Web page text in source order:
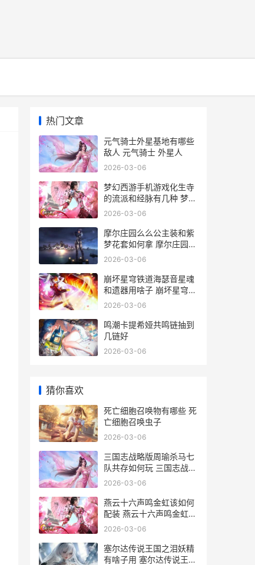
热门文章
元气骑士外星基地有哪些
敌人 元气骑士 外星人
2026-03-06
梦幻西游手机游戏化生寺
的流派和经脉有几种 梦幻
西游手机游苹果
2026-03-06
摩尔庄园么么公主装和紫
梦花套如何拿 摩尔庄园么
么公主生日
2026-03-06
崩坏星穹铁道海瑟音星魂
和遗器用啥子 崩坏星穹铁
道海盗占领列车
2026-03-06
鸣潮卡提希娅共鸣链抽到
几链好
2026-03-06
猜你喜欢
死亡细胞召唤物有哪些 死
亡细胞召唤虫子
2026-03-06
三国志战略版周瑜杀马七
队共存如何玩 三国志战略
版周瑜陆逊程普
2026-03-06
燕云十六声鸣金虹该如何
配装 燕云十六声鸣金虹心
法搭配
2026-03-06
塞尔达传说王国之泪妖精
有啥子用 塞尔达传说王国